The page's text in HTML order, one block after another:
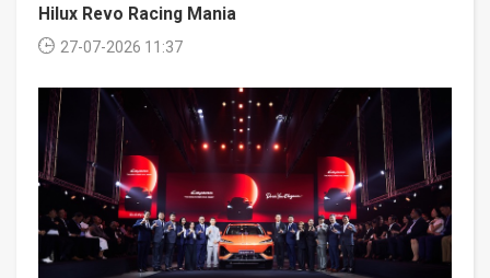
Hilux Revo Racing Mania
27-07-2026 11:37